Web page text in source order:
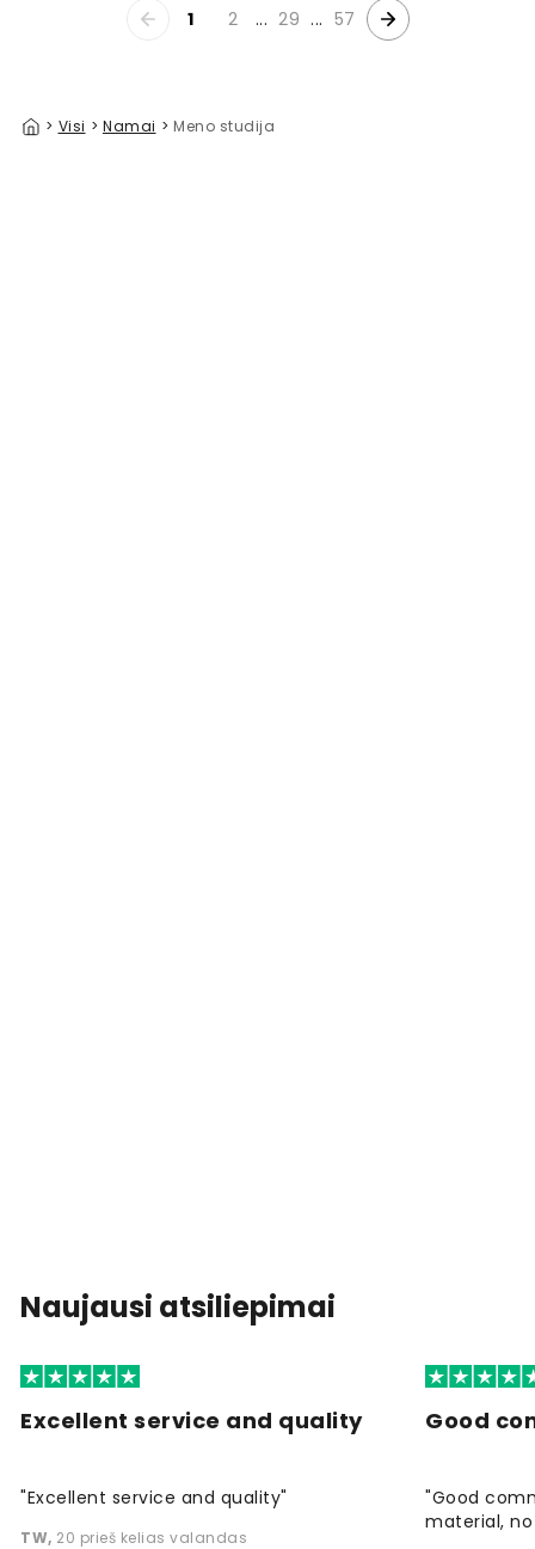
1 2 ... 29 ... 57
> Visi > Namai > Meno studija
Naujausi atsiliepimai
Excellent service and quality
"Excellent service and quality"
TW, 20 prieš kelias valandas
Good
"Good
material,